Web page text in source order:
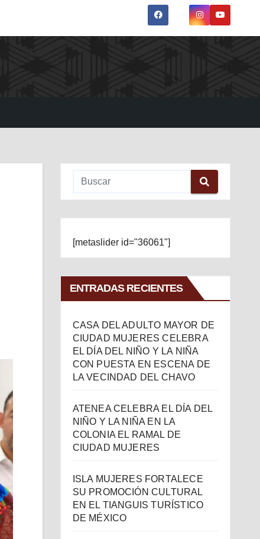
[metaslider id="36061"]
ENTRADAS RECIENTES
CASA DEL ADULTO MAYOR DE
CIUDAD MUJERES CELEBRA
EL DÍA DEL NIÑO Y LA NIÑA
CON PUESTA EN ESCENA DE
LA VECINDAD DEL CHAVO
ATENEA CELEBRA EL DÍA DEL
NIÑO Y LA NIÑA EN LA
COLONIA EL RAMAL DE
CIUDAD MUJERES
ISLA MUJERES FORTALECE
SU PROMOCIÓN CULTURAL
EN EL TIANGUIS TURÍSTICO
DE MÉXICO